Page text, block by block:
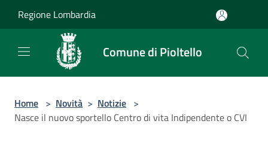
Regione Lombardia
Comune di Pioltello
Home > Novità > Notizie >
Nasce il nuovo sportello Centro di vita Indipendente o CVI